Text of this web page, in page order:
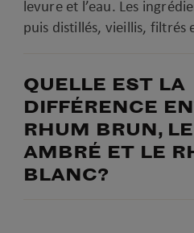
levure et l’eau. Les
puis distillés, vieillis, filtrés
QUELLE EST LA
DIFFÉRENCE
RHUM BRUN,
AMBRÉ ET LE
BLANC?